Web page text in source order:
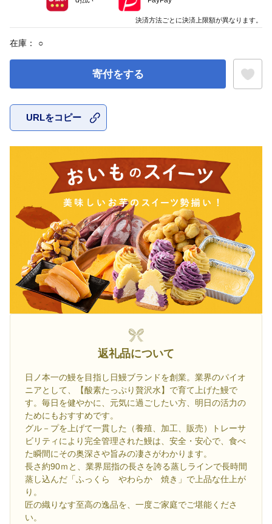
在庫： ○
寄付をする
URLをコピー
返礼品について
日ノ本一の鰻を目指し日鰻ブランドを創業。業界のパイオ
ニアとして、【酸素たっぷり贅沢水】で育て上げた鰻で
す。毎日を健やかに、元気に過ごしたい方、明日の活力の
ためにもおすすめです。
グル－プを上げて一貫した（養殖、加工、販売）トレーサ
ビリティにより完全管理された鰻は、安全・安心で、食べ
た瞬間にその奥深さや旨みの凄さがわかります。
長さ約90ｍと、業界屈指の長さを誇る蒸しラインで長時間
蒸し込んだ「ふっくら やわらか 焼き」で上品な仕上が
り。
匠の織りなす至高の逸品を、一度ご家庭でご堪能くださ
い。
決済方法ごとに決済上限額が異なります。